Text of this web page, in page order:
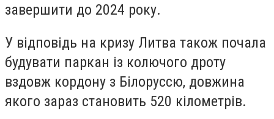
завершити до 2024 року.
У відповідь на кризу Литва також почала
будувати паркан із колючого дроту
вздовж кордону з Білоруссю, довжина
якого зараз становить 520 кілометрів.